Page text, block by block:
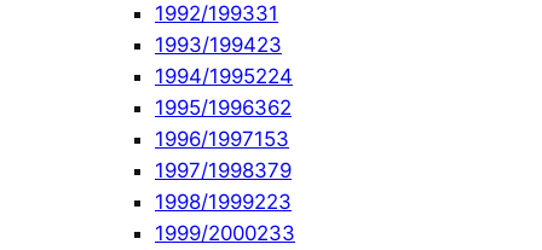
1992/199331
1993/199423
1994/1995224
1995/1996362
1996/1997153
1997/1998379
1998/1999223
1999/2000233